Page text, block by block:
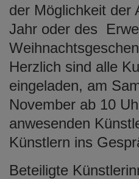
der Möglichkeit der
Jahr oder des
Herzlich sind alle
eingeladen, am
November ab 10
anwesenden
Künstlern ins
Beteiligte